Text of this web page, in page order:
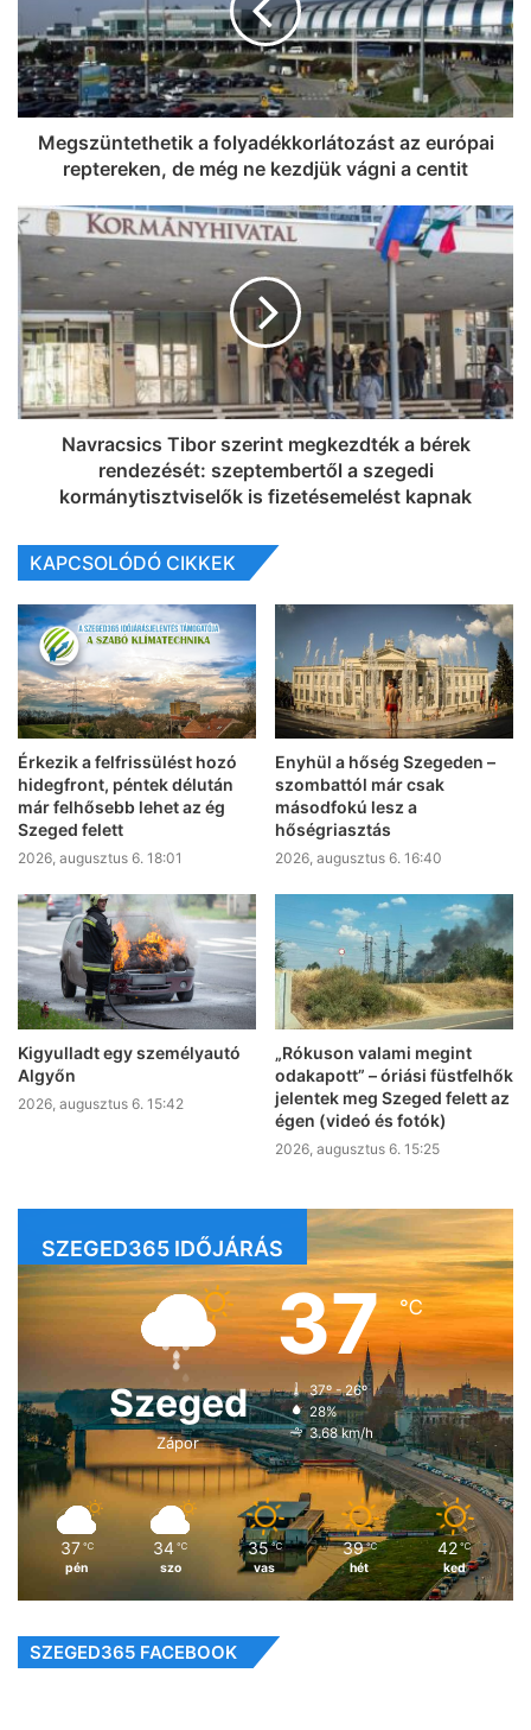
Megszüntethetik a folyadékkorlátozást az európai
reptereken, de még ne kezdjük vágni a centit
Navracsics Tibor szerint megkezdték a bérek
rendezését: szeptembertől a szegedi
kormánytisztviselők is fizetésemelést kapnak
KAPCSOLÓDÓ CIKKEK
Érkezik a felfrissülést hozó
hidegfront, péntek délután
már felhősebb lehet az ég
Szeged felett
2026, augusztus 6. 18:01
Enyhül a hőség Szegeden –
szombattól már csak
másodfokú lesz a
hőségriasztás
2026, augusztus 6. 16:40
Kigyulladt egy személyautó
Algyőn
2026, augusztus 6. 15:42
„Rókuson valami megint
odakapott” – óriási füstfelhők
jelentek meg Szeged felett az
égen (videó és fotók)
2026, augusztus 6. 15:25
SZEGED365 IDŐJÁRÁS
Szeged
Zápor
37℃
37º - 26º
28%
3.68 km/h
37 ℃
pén
34 ℃
szo
35 ℃
vas
39 ℃
hét
42 ℃
ked
SZEGED365 FACEBOOK